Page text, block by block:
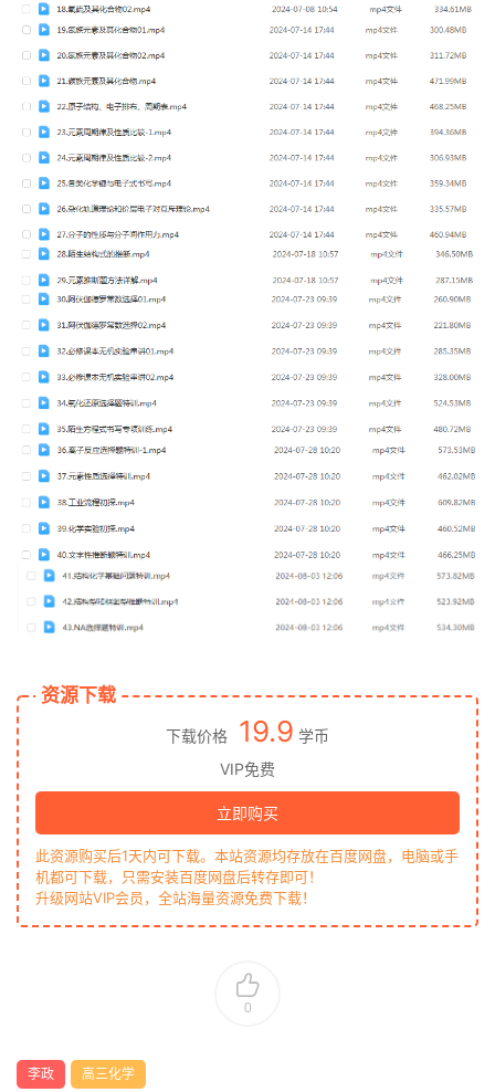
资源下载
下载价格 19.9 学币
VIP免费
立即购买
此资源购买后1天内可下载。本站资源均存放在百度网盘，电脑或手
机都可下载，只需安装百度网盘后转存即可！
升级网站VIP会员，全站海量资源免费下载！
0
李政 高三化学